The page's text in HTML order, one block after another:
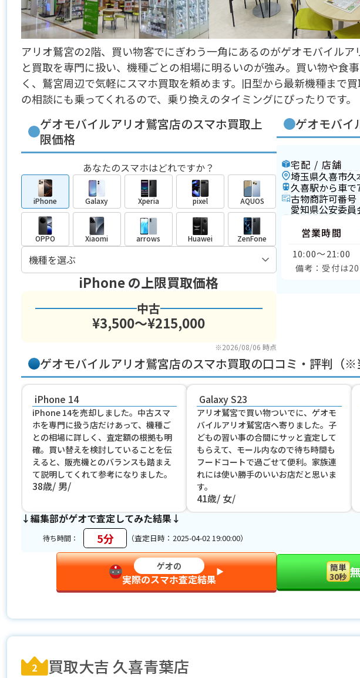
アリオ鷲宮の2階、買い物客でにぎわう一角にあるのがゲオモバイル
と買取を専門に扱い、機種ごとの相場に明るいのが強み。買い物や食
く、鷲宮周辺で気軽にスマホ買取を頼めます。旧型から最新機種まで
の相談にも乗ってくれるので、乗り換えのタイミングにぴったりです。
ゲオモバイルアリオ鷲宮店のスマホ買取上
限価格
あなたのスマホはどれですか？
iPhone Galaxy Xperia pixel AQUOS
OPPO Xiaomi arrows Huawei ZenFone
iPhoneの上限買取価格
中古
¥3,500〜¥215,000
※2026/08/06 時点
ゲオモバイ
宅配 / 店舗
埼玉県久喜市
久喜駅から車で
古物商許可番号
愛知県公安委
営業時間
10:00〜21:00
備考：受付は
ゲオモバイルアリオ鷲宮店のスマホ買取の口コミ・評判（※
iPhone 14
iPhone 14を売却しました。中古スマ
ホを専門に扱う店だけあって、機種ご
との相場に詳しく、査定額の根拠も明
確。買い替えを検討していることを伝
えると、販売機とのバランスも踏まえ
て説明してくれて参考になりました。
38歳 男
Galaxy S23
アリオ鷲宮で買い物ついでに、ゲオモ
バイルアリオ鷲宮店へ寄りました。子
どもの習い事の合間にサッと査定して
もらえて、モール内なので待ち時間も
フードコートで過ごせて便利。家族連
れには使い勝手のいいお店だと思いま
す。
41歳 女
↓編集部がゲオで査定してみた結果↓
待ち時間： 5分 （査定日時：2025-04-02 19:00:00）
ゲオの
実際のスマホ査定結果
▶︎
簡単
30秒
2 買取大吉 久喜青葉店